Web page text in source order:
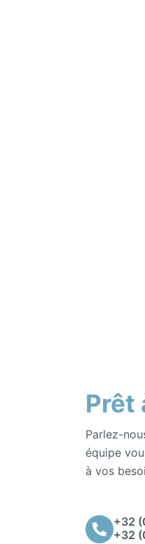
Prêt
Parlez-
équipe
à vos
+32
+32